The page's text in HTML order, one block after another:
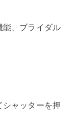
能、ブライダル
ャッターを押